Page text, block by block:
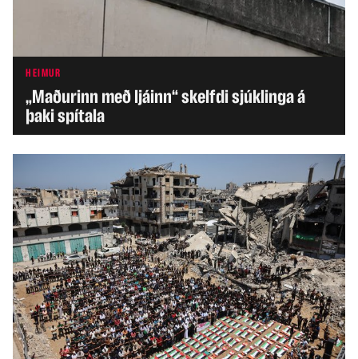
HEIMUR
„Maðurinn með ljáinn“ skelfdi sjúklinga á
þaki spítala